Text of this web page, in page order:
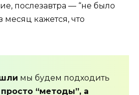
послезавтра — “не было
месяц кажется, что
мы будем подходить
“методы”, а